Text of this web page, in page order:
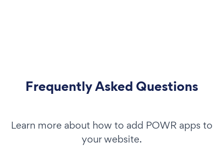
Frequently Asked Questions
Learn more about how to add POWR apps to
your website.